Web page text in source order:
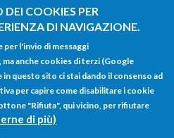
COOKIES PER
DI NAVIGAZIONE.
per l'invio di messaggi
anche cookies di terzi (Google
questo sito ci stai dando il consenso ad
per capire come disabilitare i cookie
"Rifiuta", qui vicino, per rifiutare
di più)